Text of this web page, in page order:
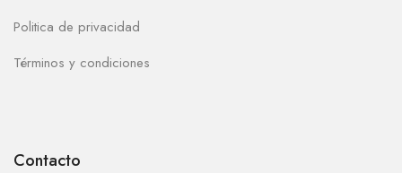
Politica de privacidad
Términos y condiciones
Contacto